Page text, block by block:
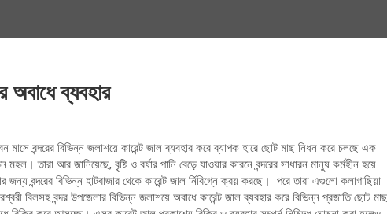
অবাধে ব্যবহার
বন্দরের বিভিন্ন জলাশয়ে কারেন্ট জাল ব্যবহার করে ব্যাপক হারে ছোট মাছ নিধন করে চলছে এক
তারা আর জানিয়েছে, বৃষ্টি ও বর্ষার পানি বেড়ে যাওয়ার কারনে বন্দরের সাধারন মানুষ কর্মহীন হয়ে
জন্য বন্দরের বিভিন্ন হাটবাজার থেকে কারেন্ট জাল র্নিবিগ্নে ক্রয় করছে। পরে তারা এগুলো কলাগাছিয়া
বিলসহ বন্দর উপজেলার বিভিন্ন জলাশয়ে অবাধে কারেন্ট জাল ব্যবহার করে বিভিন্ন প্রজাতি ছোট মাছ